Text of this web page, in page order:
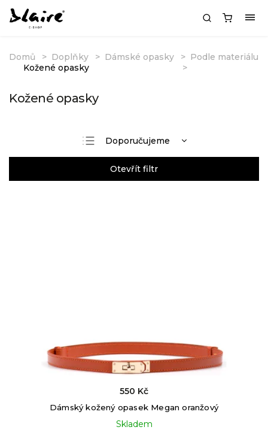
Domů Doplňky Dámské opasky
Podle materiálu
Kožené opasky
Kožené opasky
Doporučujeme
Nejlevnější
Nejdražší
Otevřít filtr
Dámský kožený opasek Megan oranžový
Skladem
550 Kč